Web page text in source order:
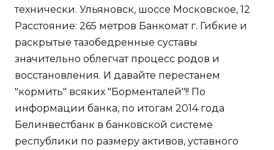
технически. Ульяновск, шоссе Московское, 12
Расстояние: 265 метров Банкомат г. Гибкие и
раскрытые тазобедренные суставы
значительно облегчат процесс родов и
восстановления. И давайте перестанем
"кормить" всяких "Борменталей"!! По
информации банка, по итогам 2014 года
Белинвестбанк в банковской системе
республики по размеру активов, уставного